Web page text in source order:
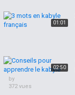
01:01
02:50
by
372 vues